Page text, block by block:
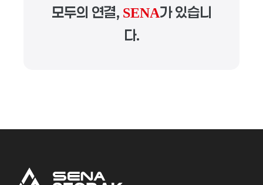
모두의 연결, SENA가 있습니
다.